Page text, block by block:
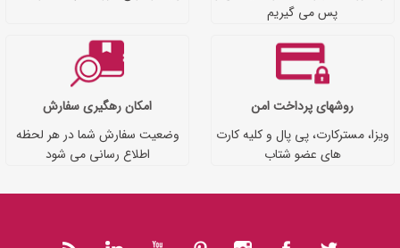
پس می گیریم
روشهای پرداخت امن
ویزا، مسترکارت، پی پال و کلیه کارت
های عضو شتاب
امکان رهگیری سفارش
وضعیت سفارش شما در هر لحظه
اطلاع رسانی می شود